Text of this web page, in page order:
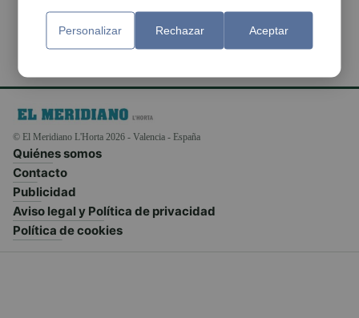
© El Meridiano L'Horta 2026 - Valencia - España
Quiénes somos
Contacto
Publicidad
Aviso legal y Política de privacidad
Política de cookies
Personalizar Rechazar Aceptar